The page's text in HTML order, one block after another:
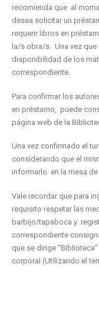
recomienda que al
desea solicitar un
requerir libros en
la/s obra/s. Una vez
disponibilidad de los
correspondiente.
Para confirmar los
en préstamo, puede
página web de la
Una vez confirmado el
considerando que el
informarlo en la mesa
Vale recordar que para
requisito respetar las
barbijo/tapaboca y
correspondiente
que se dirige
corporal (Utilizando el